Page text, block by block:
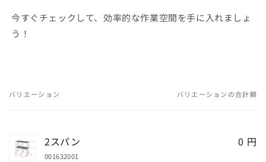
今すぐチェックして、効率的な作業空間を手に入れましょ
う！
あ
の
バリエーション バリエーションの合計額
2スパン
001632001
0 円